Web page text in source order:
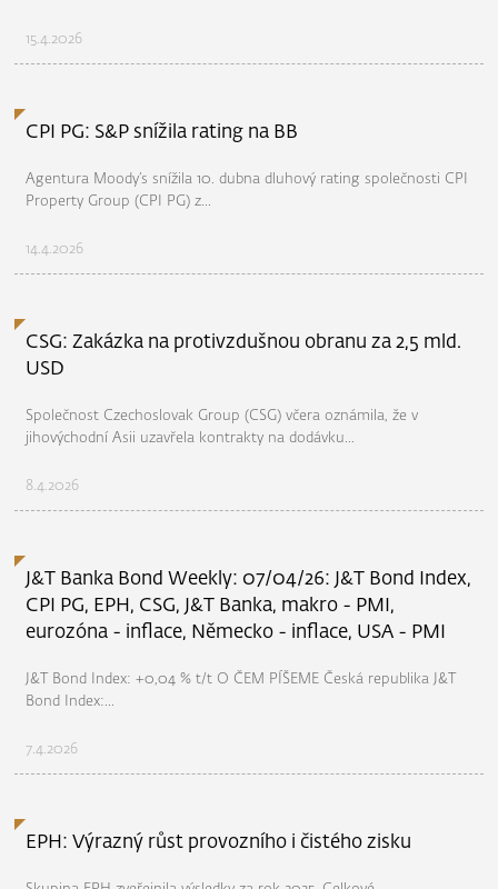
15.4.2026
CPI PG: S&P snížila rating na BB
Agentura Moody’s snížila 10. dubna dluhový rating společnosti CPI
Property Group (CPI PG) z...
14.4.2026
CSG: Zakázka na protivzdušnou obranu za 2,5 mld.
USD
Společnost Czechoslovak Group (CSG) včera oznámila, že v
jihovýchodní Asii uzavřela kontrakty na dodávku...
8.4.2026
J&T Banka Bond Weekly: 07/04/26: J&T Bond Index,
CPI PG, EPH, CSG, J&T Banka, makro - PMI,
eurozóna - inflace, Německo - inflace, USA - PMI
J&T Bond Index: +0,04 % t/t O ČEM PÍŠEME Česká republika J&T
Bond Index:...
7.4.2026
EPH: Výrazný růst provozního i čistého zisku